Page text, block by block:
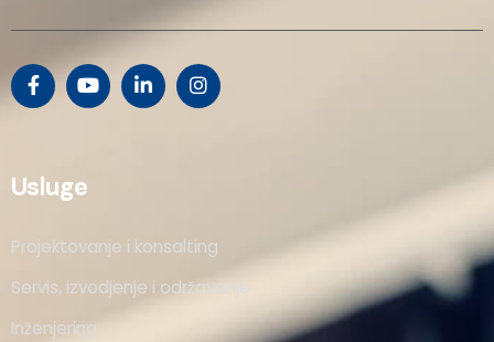
Usluge
Projektovanje i konsalting
Servis, izvodjenje i održavanje
Inženjering